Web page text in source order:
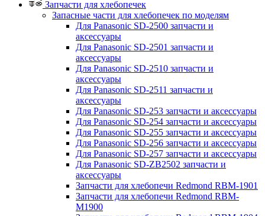
Запчасти для хлебопечек
Запасные части для хлебопечек по моделям
Для Panasonic SD-2500 запчасти и
аксессуары
Для Panasonic SD-2501 запчасти и
аксессуары
Для Panasonic SD-2510 запчасти и
аксессуары
Для Panasonic SD-2511 запчасти и
аксессуары
Для Panasonic SD-253 запчасти и аксессуары
Для Panasonic SD-254 запчасти и аксессуары
Для Panasonic SD-255 запчасти и аксессуары
Для Panasonic SD-256 запчасти и аксессуары
Для Panasonic SD-257 запчасти и аксессуары
Для Panasonic SD-ZB2502 запчасти и
аксессуары
Запчасти для хлебопечи Redmond RBM-1901
Запчасти для хлебопечи Redmond RBM-
M1900